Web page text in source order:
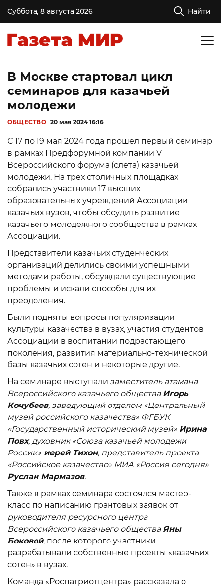
Суббота, 8 августа 2026 Найти
В Москве стартовал цикл
семинаров для казачьей
молодежи
ОБЩЕСТВО 20 мая 2024 16:16
С 17 по 19 мая 2024 года прошел первый семинар
в рамках Предфорумной компании V
Всероссийского форума (слета) казачьей
молодежи. На трех столичных площадках
собрались участники 17 высших
образовательных учреждений Ассоциации
казачьих вузов, чтобы обсудить развитие
казачьего молодежного сообщества в рамках
Ассоциации.
Представители казачьих студенческих
организаций делились своими успешными
методами работы, обсуждали существующие
проблемы и искали способы для их
преодоления.
Были подняты вопросы популяризации
культуры казачества в вузах, участия студентов
Ассоциации в воспитании подрастающего
поколения, развития материально-технической
базы казачьих сотен и некоторые другие.
На семинаре выступали заместитель атамана
Всероссийского казачьего общества Игорь
Кочубеев, заведующий отделом «Центральный
музей российского казачества» ФГБУК
«Государственный исторический музей» Ирина
Повх, духовник «Союза казачьей молодежи
России» иерей Тихон, представитель проекта
«Российское казачество» МИА «Россия сегодня»
Руслан Мармазов.
Также в рамках семинара состоялся мастер-
класс по написанию грантовых заявок от
руководителя ресурсного центра
Всероссийского казачьего общества Яны
Боковой, после которого участники
разрабатывали собственные проекты «казачьих
сотен» в вузах.
Команда «Роспатриотцентра» рассказала о